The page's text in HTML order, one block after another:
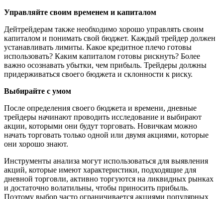
Управляйте своим временем и капиталом
Дейтрейдерам также необходимо хорошо управлять своим
капиталом и понимать свой бюджет. Каждый трейдер должен
устанавливать лимиты. Какое кредитное плечо готовы
использовать? Каким капиталом готовы рискнуть? Более
важно осознавать убытки, чем прибыль. Трейдеры должны
придерживаться своего бюджета и склонности к риску.
Выбирайте с умом
После определения своего бюджета и времени, дневные
трейдеры начинают проводить исследование и выбирают
акции, которыми они будут торговать. Новичкам можно
начать торговать только одной или двумя акциями, которые
они хорошо знают.
Инструменты анализа могут использоваться для выявления
акций, которые имеют характеристики, подходящие для
дневной торговли, активно торгуются на ликвидных рынках
и достаточно волатильны, чтобы приносить прибыль.
Поэтому выбор часто ограничивается акциями популярных